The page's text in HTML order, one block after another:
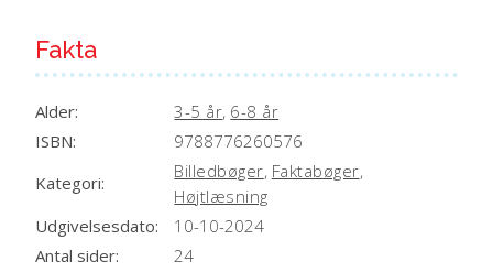
Fakta
Alder: 3-5 år, 6-8 år
ISBN:
9788776260576
Kategori:
Billedbøger, Faktabøger,
Højtlæsning
Udgivelsesdato:
10-10-2024
Antal sider:
24